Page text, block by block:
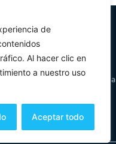
de
Al hacer clic en
a nuestro uso
Aceptar todo
Oficinas de turismo
Visitas Guiadas
Folletos y multimedia